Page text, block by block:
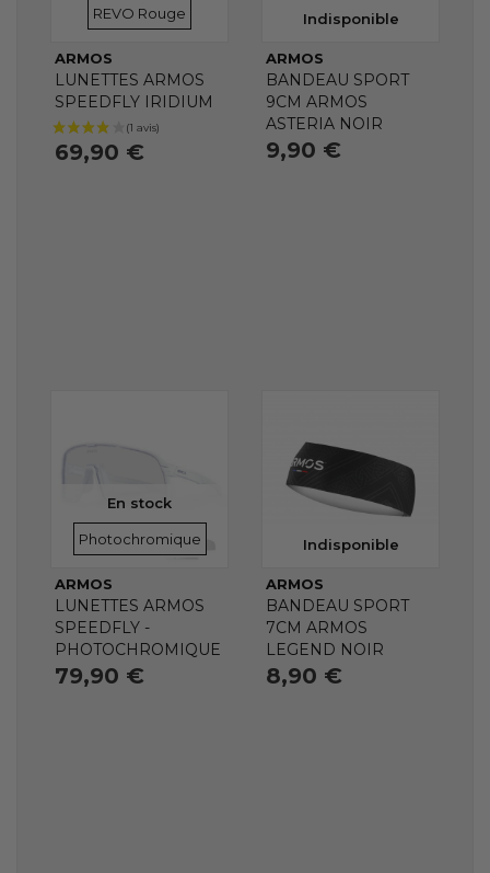
REVO Rouge
ARMOS
LUNETTES ARMOS
SPEEDFLY IRIDIUM
69,90 €
Indisponible
ARMOS
BANDEAU SPORT
9CM ARMOS
ASTERIA NOIR
9,90 €
En stock
VERRES
Photochromique
ARMOS
LUNETTES ARMOS
SPEEDFLY -
PHOTOCHROMIQUE
79,90 €
Indisponible
ARMOS
BANDEAU SPORT
7CM ARMOS
LEGEND NOIR
8,90 €